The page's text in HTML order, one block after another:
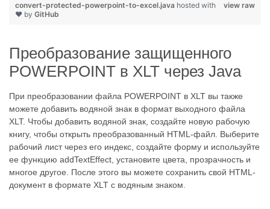
view raw
convert-protected-powerpoint-to-excel.java hosted with
❤ by GitHub
Преобразование защищенного
POWERPOINT в XLT через Java
При преобразовании файла POWERPOINT в XLT вы также
можете добавить водяной знак в формат выходного файла
XLT. Чтобы добавить водяной знак, создайте новую рабочую
книгу, чтобы открыть преобразованный HTML-файл. Выберите
рабочий лист через его индекс, создайте форму и используйте
ее функцию addTextEffect, установите цвета, прозрачность и
многое другое. После этого вы можете сохранить свой HTML-
документ в формате XLT с водяным знаком.